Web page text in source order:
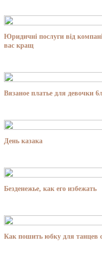
Юридичні послуги від
вас кращ
Вязаное платье для девочки
День казака
Безденежье, как его избежать
Как пошить юбку для танцев